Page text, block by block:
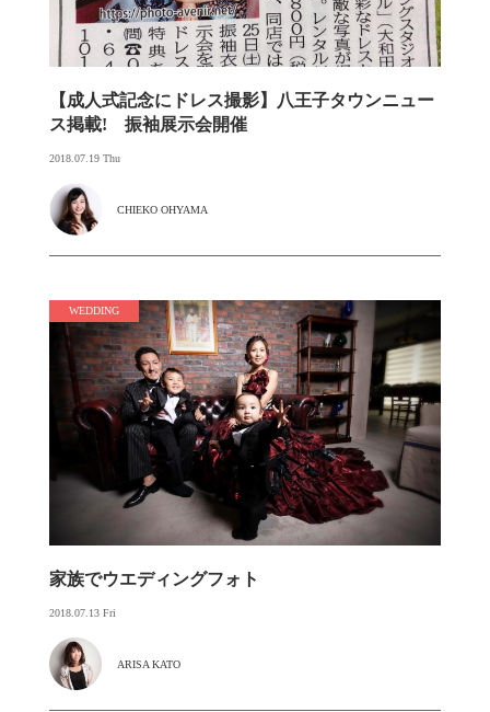
【成人式記念にドレス撮影】八王子タウンニュー
ス掲載! 振袖展示会開催
2018.07.19 Thu
CHIEKO OHYAMA
WEDDING
家族でウエディングフォト
2018.07.13 Fri
ARISA KATO